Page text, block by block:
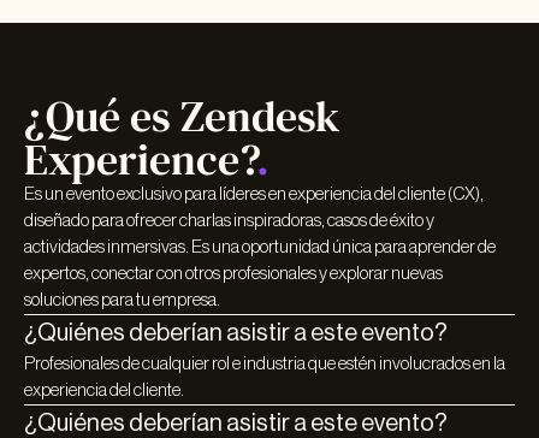
¿Qué es Zendesk
Experience?.
Es un evento exclusivo para líderes en experiencia del cliente (CX),
diseñado para ofrecer charlas inspiradoras, casos de éxito y
actividades inmersivas. Es una oportunidad única para aprender de
expertos, conectar con otros profesionales y explorar nuevas
soluciones para tu empresa.
¿Quiénes deberían asistir a este evento?
Profesionales de cualquier rol e industria que estén involucrados en la
experiencia del cliente.
¿Quiénes deberían asistir a este evento?